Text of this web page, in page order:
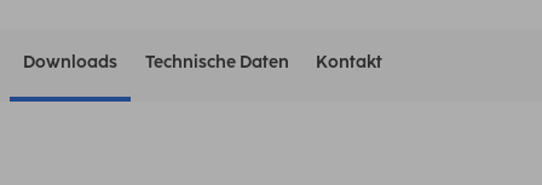
Downloads Technische Daten Kontakt